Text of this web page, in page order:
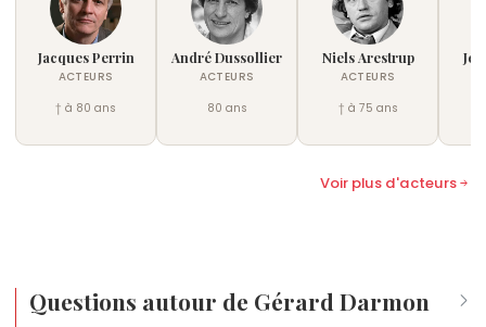
Jacques Perrin
ACTEURS
† à 80 ans
André Dussollier
ACTEURS
80 ans
Niels Arestrup
ACTEURS
† à 75 ans
Voir plus d'acteurs
Questions autour de Gérard Darmon